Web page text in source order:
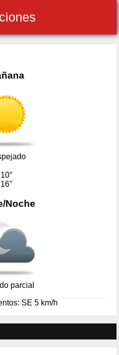
10°
16°
Noche
parcial
SE 5 km/h